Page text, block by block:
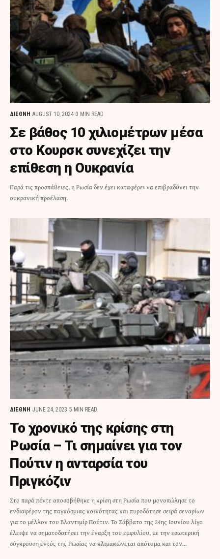
ΔΙΕΘΝΗ AUGUST 10, 2024 3 MIN READ
Σε βάθος 10 χιλιομέτρων μέσα
στο Κουρσκ συνεχίζει την
επίθεση η Ουκρανία
Παρά τις προσπάθειες, η Ρωσία δεν έχει καταφέρει να επιβραδύνει την
ουκρανική προέλαση.
ΔΙΕΘΝΗ JUNE 24, 2023 5 MIN READ
Το χρονικό της κρίσης στη
Ρωσία – Τι σημαίνει για τον
Πούτιν η ανταρσία του
Πριγκόζιν
Στο παρά πέντε αποσοβήθηκε η κρίση στη Ρωσία που μονοπώλησε το
ενδιαφέρον της παγκόσμιας κοινότητας και πυροδότησε σειρά σεναρίων
για το μέλλον του Βλαντιμίρ Πούτιν. Το Σάββατο της 24ης Ιουνίου λίγο
έλειψε να σηματοδοτήσει την έναρξη του εμφυλίου, με την εσωτερική
σύγκρουση εντός της Ρωσίας να κλιμακώνεται απότομα και τον…